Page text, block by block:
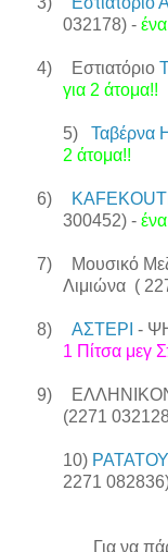
032178) -
4) Εστιατόριο
για 2 άτομα!!
5) Ταβέρνα
2 άτομα!!
6) KAFEKOUTI
300452) -
7) Μουσικό
Λιμιώνα (
8) ΑΣΤΕΡΙ -
1 Πίτσα μεγ
9)
(2271
10)
2271
Για να